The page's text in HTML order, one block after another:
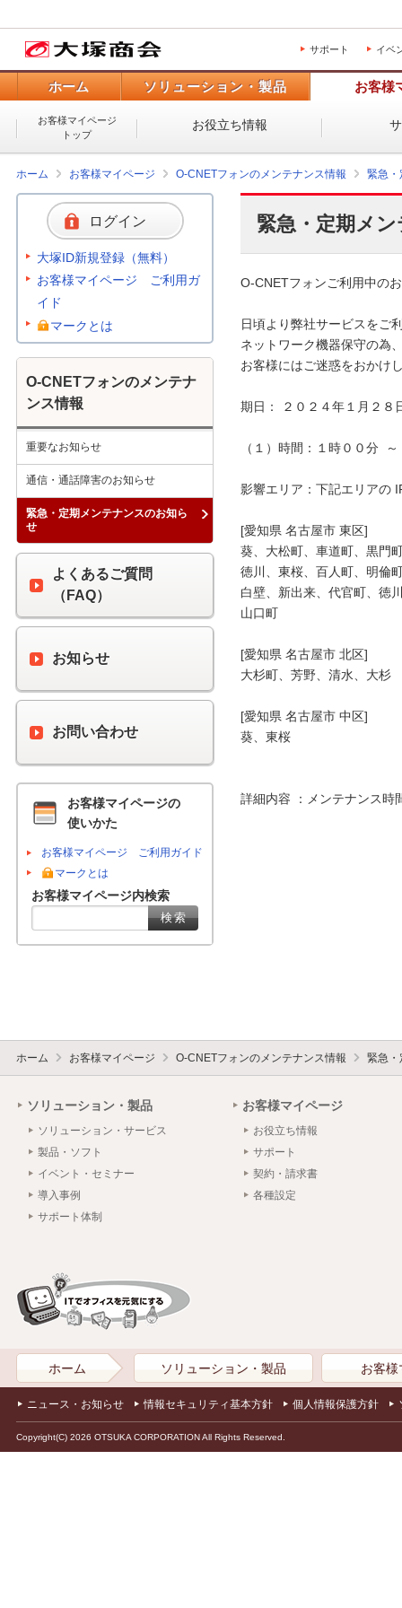
サポート イベ
ホーム ソリューション・製品 お客様
お客様マイページ
トップ
お役立ち情報
ホーム お客様マイページ O-CNETフォンのメンテナンス情報 緊急・
緊急・定期メ
O-CNETフォンご利用中の
日頃より弊社サービスをご
ネットワーク機器保守の為
お客様にはご迷惑をおかけ
期日： ２０２４年１月２８
（１）時間：１時００分
影響エリア：下記エリアの
[愛知県 名古屋市 東区]
葵、大松町、車道町、黒門
徳川、東桜、百人町、明倫
白壁、新出来、代官町、徳
山口町
[愛知県 名古屋市 北区]
大杉町、芳野、清水、大杉
[愛知県 名古屋市 中区]
葵、東桜
詳細内容 ：メンテナンス時
ログイン
大塚ID新規登録（無料）
お客様マイページ ご利用ガ
イド
マークとは
O-CNETフォンのメンテナ
ンス情報
重要なお知らせ
通信・通話障害のお知らせ
緊急・定期メンテナンスのお知ら
せ
よくあるご質問
（FAQ）
お知らせ
お問い合わせ
お客様マイページの
使いかた
お客様マイページ ご利用ガイド
マークとは
お客様マイページ内検索
ホーム お客様マイページ O-CNETフォンのメンテナンス情報 緊急・
ソリューション・製品
ソリューション・サービス
製品・ソフト
イベント・セミナー
導入事例
サポート体制
お客様マイページ
お役立ち情報
サポート
契約・請求書
各種設定
ホーム ソリューション・製品 お客様
ニュース・お知らせ 情報セキュリティ基本方針 個人情報保護方針
Copyright(C) 2026 OTSUKA CORPORATION All Rights Reserved.